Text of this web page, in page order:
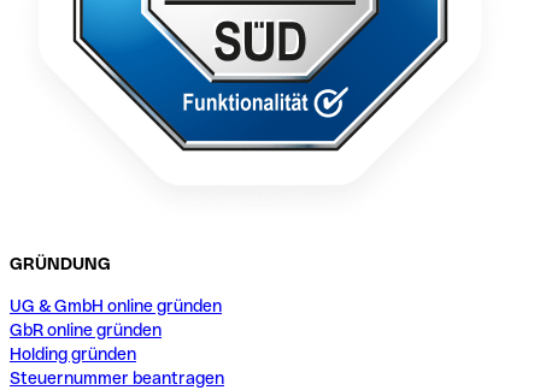
GRÜNDUNG
UG & GmbH online gründen
GbR online gründen
Holding gründen
Steuernummer beantragen